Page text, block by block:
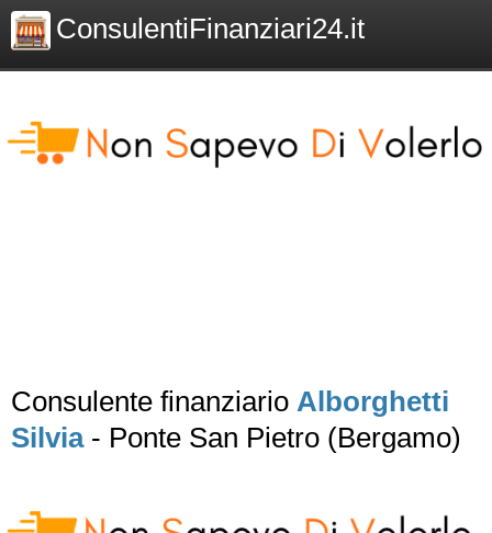
ConsulentiFinanziari24.it
Consulente finanziario Alborghetti
Silvia- Ponte San Pietro (Bergamo)